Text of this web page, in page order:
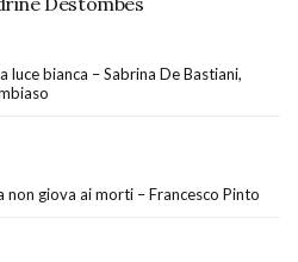
luce bianca – Sabrina De Bastiani,
non giova ai morti – Francesco Pinto